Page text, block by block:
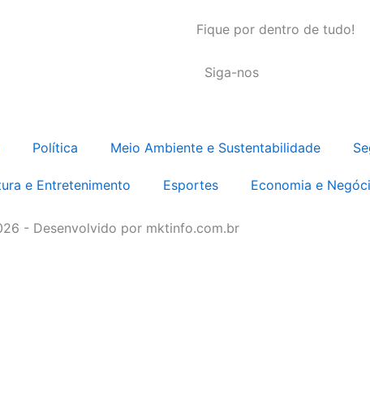
Fique por dentro de tudo!
Siga-nos
Política Meio Ambiente e Sustentabilidade
e Entretenimento Esportes Economia e
- Desenvolvido por mktinfo.com.br